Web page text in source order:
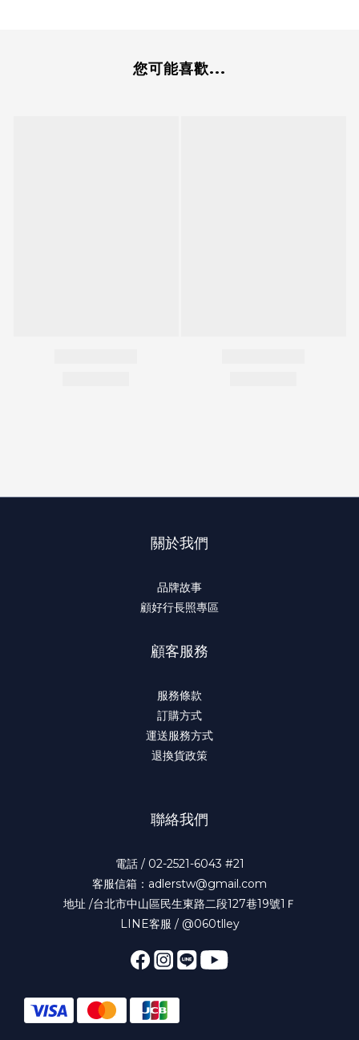
您可能喜歡...
關於我們
品牌故事
顧好行長照專區
顧客服務
服務條款
訂購方式
運送服務方式
退換貨政策
聯絡我們
電話 / 02-2521-6043 #21
客服信箱：adlerstw@gmail.com
地址 /台北市中山區民生東路二段127巷19號1Ｆ
LINE客服 / @060tlley